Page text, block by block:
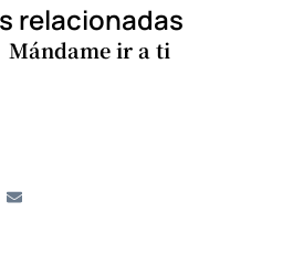
relacionadas
Mándame ir a ti